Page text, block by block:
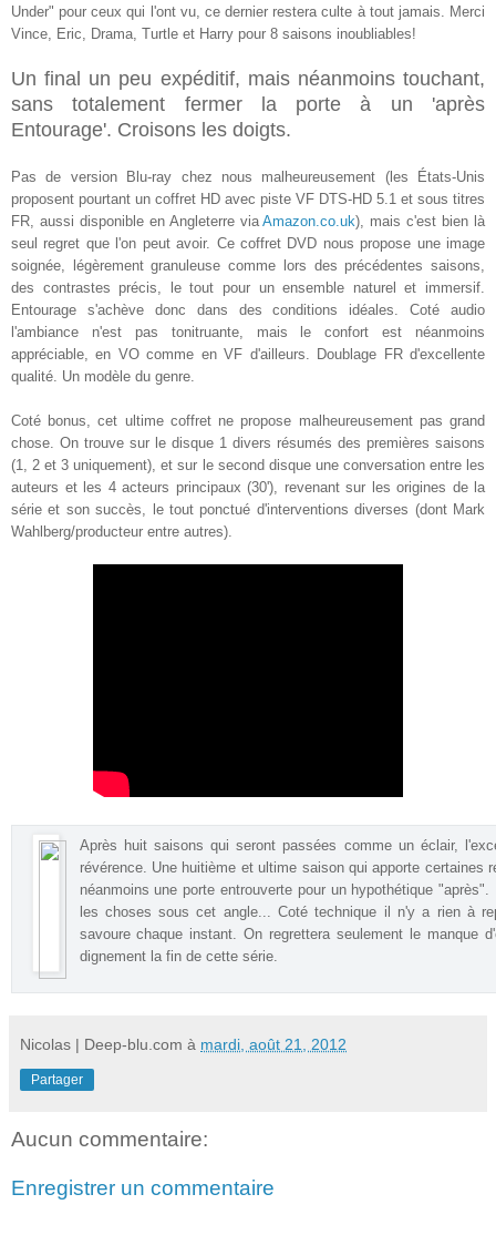
Under" pour ceux qui l'ont vu, ce dernier restera culte à tout jamais. Merci
Vince, Eric, Drama, Turtle et Harry pour 8 saisons inoubliables!
Un final un peu expéditif, mais néanmoins touchant,
sans totalement fermer la porte à un 'après
Entourage'. Croisons les doigts.
Pas de version Blu-ray chez nous malheureusement (les États-Unis
proposent pourtant un coffret HD avec piste VF DTS-HD 5.1 et sous titres
FR, aussi disponible en Angleterre viaAmazon.co.uk), mais c'est bien là
seul regret que l'on peut avoir. Ce coffret DVD nous propose une image
soignée, légèrement granuleuse comme lors des précédentes saisons,
des contrastes précis, le tout pour un ensemble naturel et immersif.
Entourage s'achève donc dans des conditions idéales. Coté audio
l'ambiance n'est pas tonitruante, mais le confort est néanmoins
appréciable, en VO comme en VF d'ailleurs. Doublage FR d'excellente
qualité. Un modèle du genre.
Coté bonus, cet ultime coffret ne propose malheureusement pas grand
chose. On trouve sur le disque 1 divers résumés des premières saisons
(1, 2 et 3 uniquement), et sur le second disque une conversation entre les
auteurs et les 4 acteurs principaux (30'), revenant sur les origines de la
série et son succès, le tout ponctué d'interventions diverses (dont Mark
Wahlberg/producteur entre autres).
Après huit saisons qui seront passées comme un éclair,
révérence. Une huitième et ultime saison qui apporte certaines
néanmoins une porte entrouverte pour un hypothétique
les choses sous cet angle... Coté technique il n'y a rien à
savoure chaque instant. On regrettera seulement le manque
dignement la fin de cette série.
Nicolas | Deep-blu.com à mardi, août 21, 2012
Partager
Aucun commentaire:
Enregistrer un commentaire